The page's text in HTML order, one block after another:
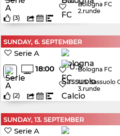
Bologna FC
2.runde
(3)
SUNDAY, 6. SEPTEMBER
Serie A
18:00
Bologna FC
U.S. Sassuolo
3.runde
(2)
SUNDAY, 13. SEPTEMBER
Serie A